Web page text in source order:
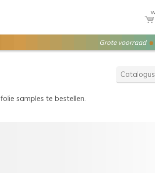
Grote voorraad
Catalogus
samples te bestellen.